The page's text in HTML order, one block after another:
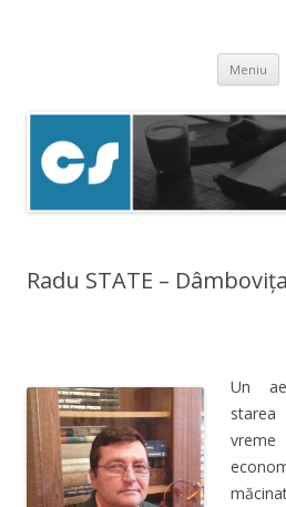
Meniu
Radu STATE –
Un